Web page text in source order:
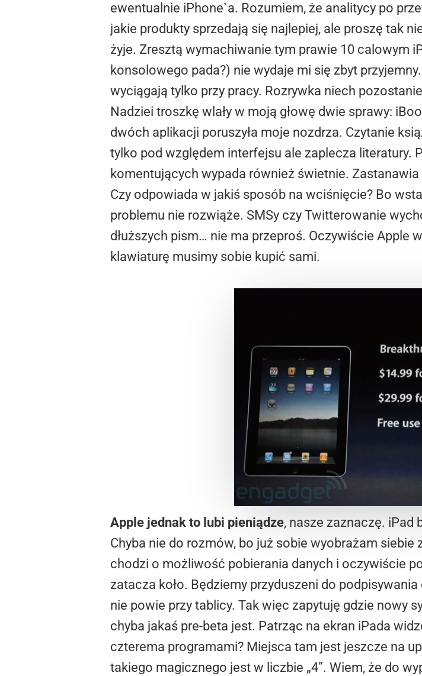
ewentualnie iPhone`a. Rozumiem, że analitycy po
jakie produkty sprzedają się najlepiej, ale proszę tak
żyje. Zresztą wymachiwanie tym prawie 10 calowym
konsolowego pada?) nie wydaje mi się zbyt
wyciągają tylko przy pracy. Rozrywka niech
Nadziei troszkę wlały w moją głowę dwie sprawy:
dwóch aplikacji poruszyła moje nozdrza. Czytanie
tylko pod względem interfejsu ale zaplecza literatury.
komentujących wypada również świetnie.
Czy odpowiada w jakiś sposób na wciśnięcie? Bo
problemu nie rozwiąże. SMSy czy Twitterowanie
dłuższych pism… nie ma przeproś. Oczywiście Apple
klawiaturę musimy sobie kupić sami.
Apple jednak to lubi pieniądze, nasze zaznaczę. iPad
Chyba nie do rozmów, bo już sobie wyobrażam siebie
chodzi o możliwość pobierania danych i oczywiście
zatacza koło. Będziemy przyduszeni do
nie powie przy tablicy. Tak więc zapytuję gdzie nowy
chyba jakaś pre-beta jest. Patrząc na ekran iPada
czterema programami? Miejsca tam jest jeszcze na
takiego magicznego jest w liczbie „4”. Wiem, że do